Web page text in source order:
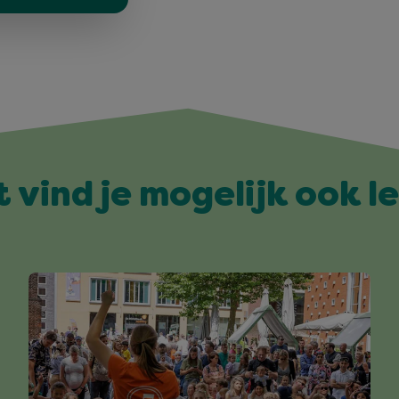
vind je mogelijk ook